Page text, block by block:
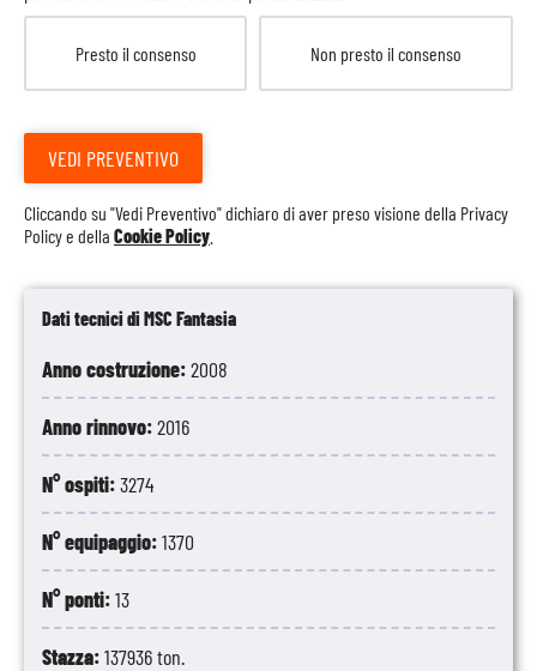
Dati tecnici di MSC Fantasia
Anno costruzione:2008
Anno rinnovo:2016
N° ospiti:3274
N° equipaggio:1370
N° ponti:13
Stazza:137936 ton.
Presto il consenso Non presto il consenso
VEDI PREVENTIVO
Cliccando su "Vedi Preventivo" dichiaro di aver preso visione della Privacy
Policye della Cookie Policy